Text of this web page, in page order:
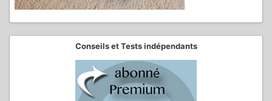
Conseils et Tests indépendants